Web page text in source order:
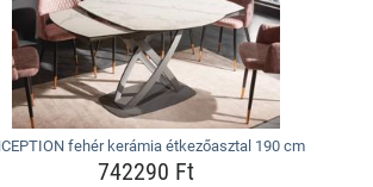
fehér kerámia étkezőasztal 190 cm
742290 Ft